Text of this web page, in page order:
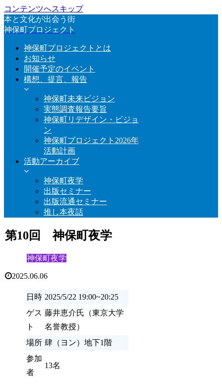
コンテンツへスキップ
本と文化が出会う街
神保町プロジェクト
神保町プロジェクトとは
お知らせ
開催予定のイベント
構想、提言、報告
神保町未来ビジョン
実態調査報告要旨
神保町リデザイン・ビジョ
ン
神保町プロジェクト2026年
活動計画
活動アーカイブ
神保町夜学
出版セミナー
出版流通セミナー
推し本夜話
第10回 神保町夜学
神保町夜学
2025.06.06
日時 2025/5/22 19:00~20:25
ゲス
ト
藤井恵介氏（東京大学
名誉教授）
場所 肆（ヨン）地下1階
参加
者
13名